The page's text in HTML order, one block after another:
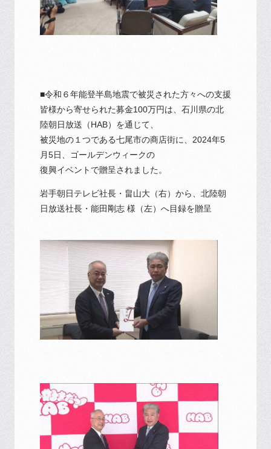
■令和６年能登半島地震で被災された方々への支援
皆様から寄せられた募金100万円は、石川県の北
陸朝日放送（HAB）を通じて、
被災地の１つである七尾市の商店街に、2024年5
月5日、ゴールデンウィークの
復興イベントで贈呈されました。
岩手朝日テレビ社長・畠山大（右）から、北陸朝
日放送社長・能田剛志 様（左）へ目録を贈呈